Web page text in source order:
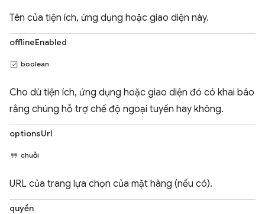
Tên của tiện ích, ứng dụng hoặc giao diện này.
offlineEnabled
boolean
Cho dù tiện ích, ứng dụng hoặc giao diện đó có khai báo
rằng chúng hỗ trợ chế độ ngoại tuyến hay không.
optionsUrl
chuỗi
URL của trang lựa chọn của mặt hàng (nếu có).
quyền